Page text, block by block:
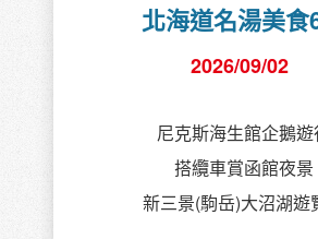
北海道名湯美食
2026/09/02
尼克斯海生館企鵝
搭纜車賞函館夜景
新三景(駒岳)大沼湖遊